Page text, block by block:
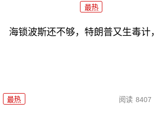
最热
海锁波斯还不够，特朗普又生毒计
最热 阅读 8407